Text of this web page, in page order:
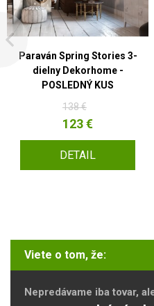
Paraván Spring Stories 3-
dielny Dekorhome -
POSLEDNÝ KUS
138 €
123 €
DETAIL
Viete o tom, že:
Nepredávame iba tovar,